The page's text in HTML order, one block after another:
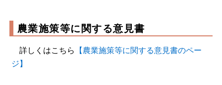
農業施策等に関する意見書
詳しくはこちら 【農業施策等に関する意見書のペー
ジ】